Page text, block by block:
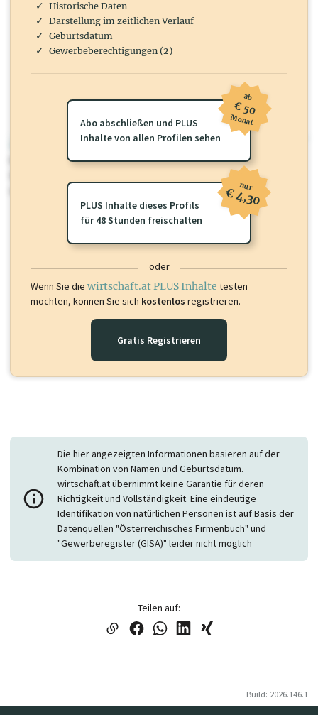
wirtschaft.at PLUS
Für dieses Profil gibt es zusätzlichewirtschaft.at PLUS Inhalte
Sie momentan nicht einsehen können. Schalten Sie dieses Profil frei
oder loggen Sie sich ein um diese Inhalte zu sehen.
Historische Daten
Darstellung im zeitlichen Verlauf
Geburtsdatum
Gewerbeberechtigungen (2)
Abo abschließen und PLUS
Inhalte von allen Profilen sehen
ab
€ 50
Monat
PLUS Inhalte dieses Profils
für 48 Stunden freischalten
nur
€ 4,30
oder
Wenn Sie die wirtschaft.at PLUS Inhalte testen
möchten, können Sie sich kostenlos registrieren.
Gratis Registrieren
Die hier angezeigten Informationen basieren auf der
Kombination von Namen und Geburtsdatum.
wirtschaft.at übernimmt keine Garantie für deren
Richtigkeit und Vollständigkeit. Eine eindeutige
Identifikation von natürlichen Personen ist auf Basis der
Datenquellen "Österreichisches Firmenbuch" und
"Gewerberegister (GISA)" leider nicht möglich
Teilen auf:
Build: 2026.146.1